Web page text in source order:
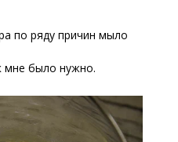
по ряду причин мыло
мне было нужно.